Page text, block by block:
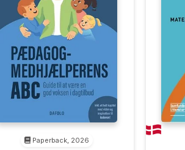
Paperback, 2026